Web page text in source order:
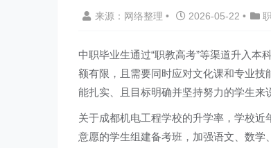
来源：网络整理 • 2026-05-22 •
中职毕业生通过“职教高考”等渠道升入本
额有限，且需要同时应对文化课和专业
能扎实、且目标明确并坚持努力的学生来
关于成都机电工程学校的升学率，学校
意愿的学生组建备考班，加强语文、数